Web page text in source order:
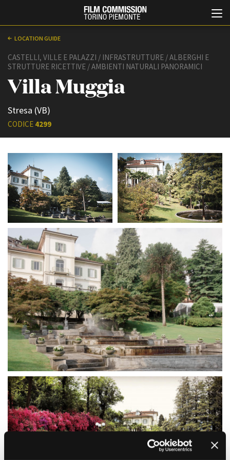
ABOUT
Chi siamo
Storia della Fondazione
Contatti
La sede
Partner
Rete regionale
Bilancio sociale
Amministrazione
trasparente
Bandi e gare
Sostenibilità ambientale
SERVIZI
Servizi generali
Location scouting
Spazi nella sede FCTP
Sala Casting
Sala Paolo Tenna
FILM FUNDS
Piemonte Film Tv Fund
Piemonte Film Tv
EVENTI, SPECIALI
Anteprime in Piemonte
TFI Torino Film Industry -
Production Days
Avenue Cove - Erasmus +
Guarda che storia!
La Grazia - Immagini e
location della Torino di Paolo
Sorrentino
Open Day
Ciak in TOur!
FESTIVAL, MARKETS,
AWARDS
International Film Festival
Rotterdam
Berlinale Internationalen
Filmfestspiele Berlin
Festival de Cannes
Biografilm Festival - Bio to B
Locarno Film Festival
Mostra Internazionale d’Arte
Cinematografica Venezia
Toronto International Film
Festival
LOCATION GUIDE
CASTELLI, VILLE E PALAZZI / INFRASTRUTTURE / ALBERGHI E
STRUTTURE RICETTIVE / AMBIENTI NATURALI PANORAMICI
Villa Muggia
Stresa (VB)
CODICE 4299